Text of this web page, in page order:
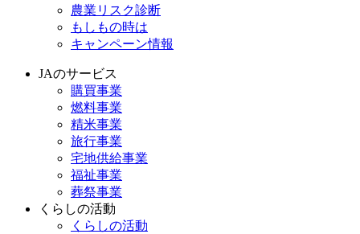
農業リスク診断
もしもの時は
キャンペーン情報
JAのサービス
購買事業
燃料事業
精米事業
旅行事業
宅地供給事業
福祉事業
葬祭事業
くらしの活動
くらしの活動